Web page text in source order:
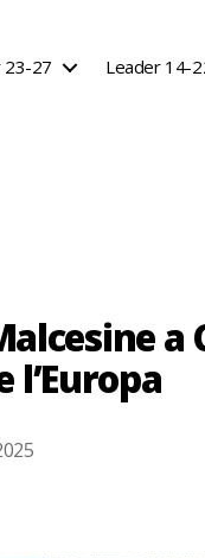
23-27 Leader 14-
a